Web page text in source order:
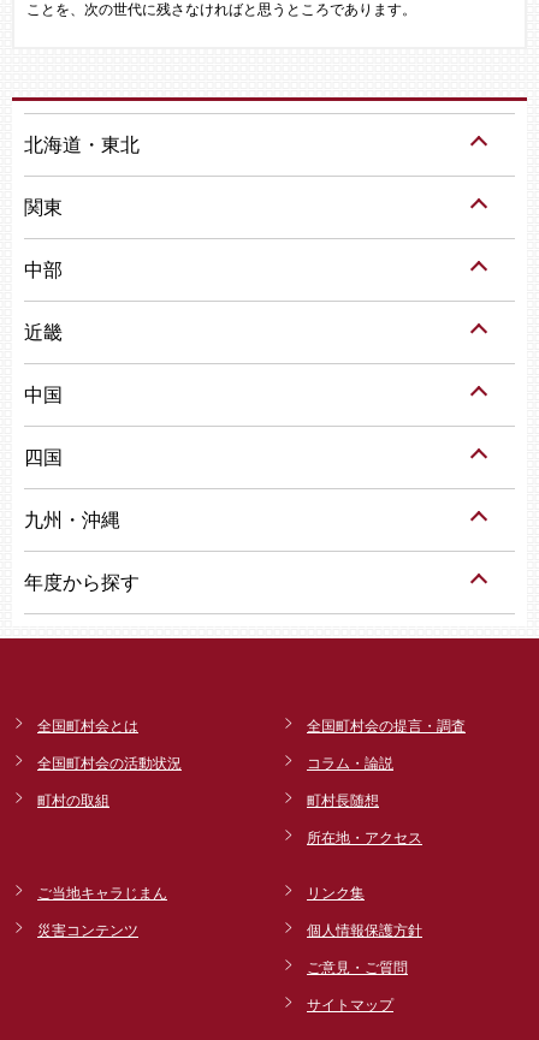
ことを、次の世代に残さなければと思うところであります。
北海道・東北
関東
中部
近畿
中国
四国
九州・沖縄
年度から探す
全国町村会とは
全国町村会の活動状況
町村の取組
全国町村会の提言・調査
コラム・論説
町村長随想
所在地・アクセス
ご当地キャラじまん
災害コンテンツ
リンク集
個人情報保護方針
ご意見・ご質問
サイトマップ